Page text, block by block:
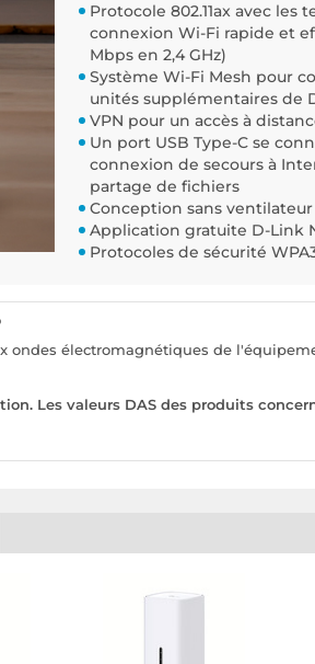
Protocole 802.11ax avec
connexion Wi-Fi rapide et
Mbps en 2,4 GHz)
Système Wi-Fi Mesh pour
unités supplémentaires de
VPN pour un accès à
Un port USB Type-C se
connexion de secours à
partage de fichiers
Conception sans
Application gratuite D-Link
Protocoles de sécurité
électromagnétiques de
Les valeurs DAS des produits